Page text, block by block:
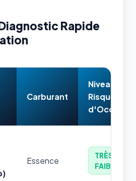
Rapide
Carburant
Niveau de
Risque
d'Occasion
Essence
TRÈS
FAIBLE